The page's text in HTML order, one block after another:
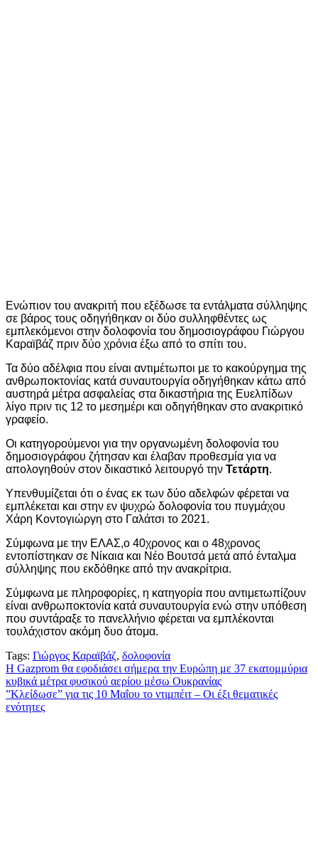
Eνώπιον του ανακριτή που εξέδωσε τα εντάλματα σύλληψης
σε βάρος τους οδηγήθηκαν οι δύο συλληφθέντες ως
εμπλεκόμενοι στην δολοφονία του δημοσιογράφου Γιώργου
Καραϊβάζ πριν δύο χρόνια έξω από το σπίτι του.
Τα δύο αδέλφια που είναι αντιμέτωποι με το κακούργημα της
ανθρωποκτονίας κατά συναυτουργία οδηγήθηκαν κάτω από
αυστηρά μέτρα ασφαλείας στα δικαστήρια της Ευελπίδων
λίγο πριν τις 12 το μεσημέρι και οδηγήθηκαν στο ανακριτικό
γραφείο.
Οι κατηγορούμενοι για την οργανωμένη δολοφονία του
δημοσιογράφου ζήτησαν και έλαβαν προθεσμία για να
απολογηθούν στον δικαστικό λειτουργό την Τετάρτη.
Υπενθυμίζεται ότι ο ένας εκ των δύο αδελφών φέρεται να
εμπλέκεται και στην εν ψυχρώ δολοφονία του πυγμάχου
Χάρη Κοντογιώργη στο Γαλάτσι το 2021.
Σύμφωνα με την ΕΛΑΣ,ο 40χρονος και ο 48χρονος
εντοπίστηκαν σε Νίκαια και Νέο Βουτσά μετά από ένταλμα
σύλληψης που εκδόθηκε από την ανακρίτρια.
Σύμφωνα με πληροφορίες, η κατηγορία που αντιμετωπίζουν
είναι ανθρωποκτονία κατά συναυτουργία ενώ στην υπόθεση
που συντάραξε το πανελλήνιο φέρεται να εμπλέκονται
τουλάχιστον ακόμη δυο άτομα.
Tags: Γιώργος Καραϊβάζ, δολοφονία
Πλοήγηση
άρθρων
Η Gazprom θα εφοδιάσει σήμερα την Ευρώπη με 37 εκατομμύρια
κυβικά μέτρα φυσικού αερίου μέσω Ουκρανίας
”Κλείδωσε” για τις 10 Μαΐου το ντιμπέιτ – Οι έξι θεματικές
ενότητες